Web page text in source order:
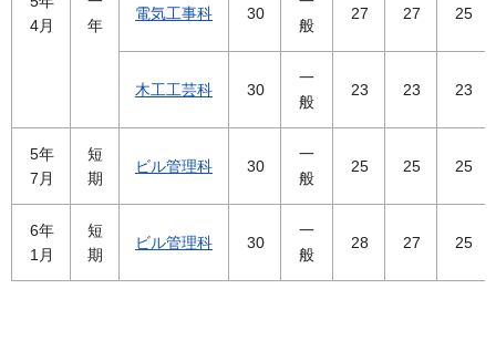
4月
年
電気工事科 30
般
27 27 25
木工工芸科 30
一
般
23 23 23
5年
7月
短
期
ビル管理科 30
一
般
25 25 25
6年
1月
短
期
ビル管理科 30
一
般
28 27 25